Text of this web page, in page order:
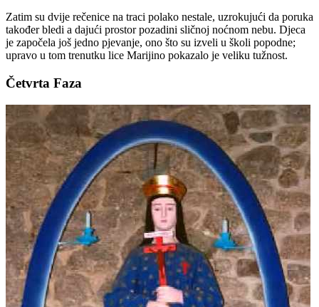
Zatim su dvije rečenice na traci polako nestale, uzrokujući da poruka
također bledi a dajući prostor pozadini sličnoj noćnom nebu. Djeca
je započela još jedno pjevanje, ono što su izveli u školi popodne;
upravo u tom trenutku lice Marijino pokazalo je veliku tužnost.
Četvrta Faza